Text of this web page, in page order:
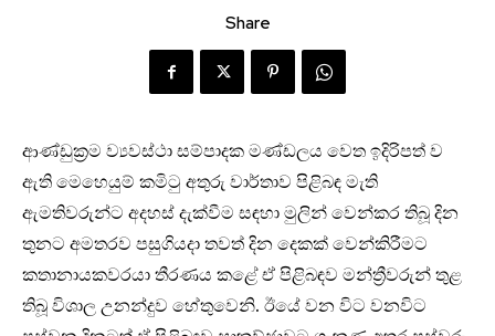
Share
ආණ්ඩුක්‍රම ව්‍යවස්ථා සම්පාදක මණ්ඩලය වෙත ඉදිරිපත් ව
ඇති මෙහෙයුම් කමිටු අතුරු වාර්තාව පිළිබඳ මැති
ඇමතිවරුන්ට අදහස් දැක්වීම සඳහා මුලින් වෙන්කර තිබූ දින
තුනට අමතරව පසුගියදා තවත් දින දෙකක් වෙන්කිරීමට
කතානායකවරයා තීරණය කළේ ඒ පිළිබඳව මන්ත්‍රීවරුන් තුළ
තිබූ විශාල උනන්දුව හේතුවෙනි. ඊයේ වන විට වනවිට